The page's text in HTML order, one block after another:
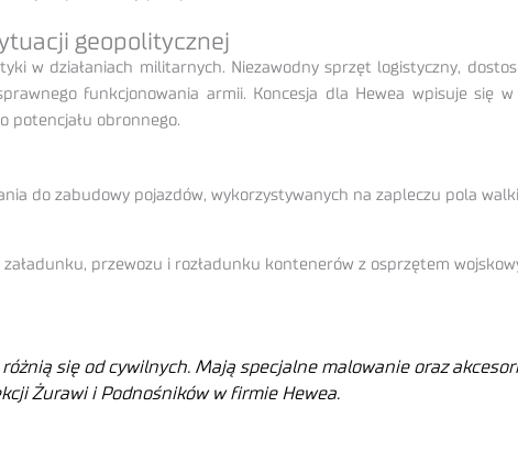
geopolitycznej
w działaniach militarnych. Niezawodny sprzęt logistyczny,
funkcjonowania armii. Koncesja dla Hewea wpisuje się
potencjału obronnego.
do zabudowy pojazdów, wykorzystywanych na zapleczu pola
przewozu i rozładunku kontenerów z osprzętem
się od cywilnych. Mają specjalne malowanie oraz
Żurawi i Podnośników w firmie Hewea.